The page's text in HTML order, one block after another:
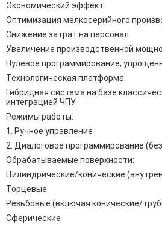
Экономический эффект:
Оптимизация мелкосерийного
Снижение затрат на персонал
Увеличение производственной
Нулевое программирование,
Технологическая платформа:
Гибридная система на базе
интеграцией ЧПУ.
Режимы работы:
1. Ручное управление
2. Диалоговое программирование
Обрабатываемые поверхности:
Цилиндрические/конические
Торцевые
Резьбовые (включая конические/
Сферические